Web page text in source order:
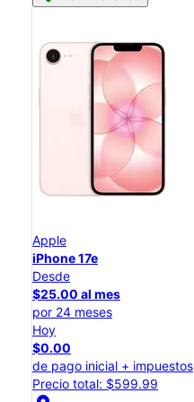
Apple
iPhone 17e
Desde
$25.00 al mes
por 24 meses
Hoy
$0.00
de pago inicial + impuestos
Precio total: $599.99